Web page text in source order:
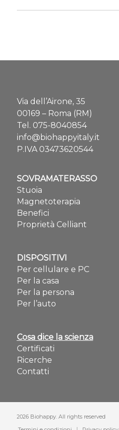
Via dell’Airone, 35
00169 – Roma (RM)
Tel. 075-8040854
info@biohappyitaly.it
P.IVA 03473620544
SOVRAMATERASSO
Stuoia
Magnetoterapia
Benefici
Proprietà Celliant
DISPOSITIVI
Per cellulare e PC
Per la casa
Per la persona
Per l’auto
Cosa dice la scienza
Certificati
Ricerche
Contatti
2026 Biohappy. All rights reserved